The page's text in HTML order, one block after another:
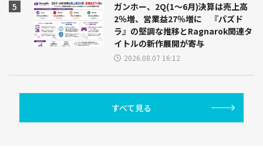
ガンホー、2Q(1～6月)決算は売上高
2％増、営業益27％増に 『パズド
ラ』の堅調な推移とRagnarok関連タ
イトルの新作展開が寄与
2026.08.07 16:12
すべて見る